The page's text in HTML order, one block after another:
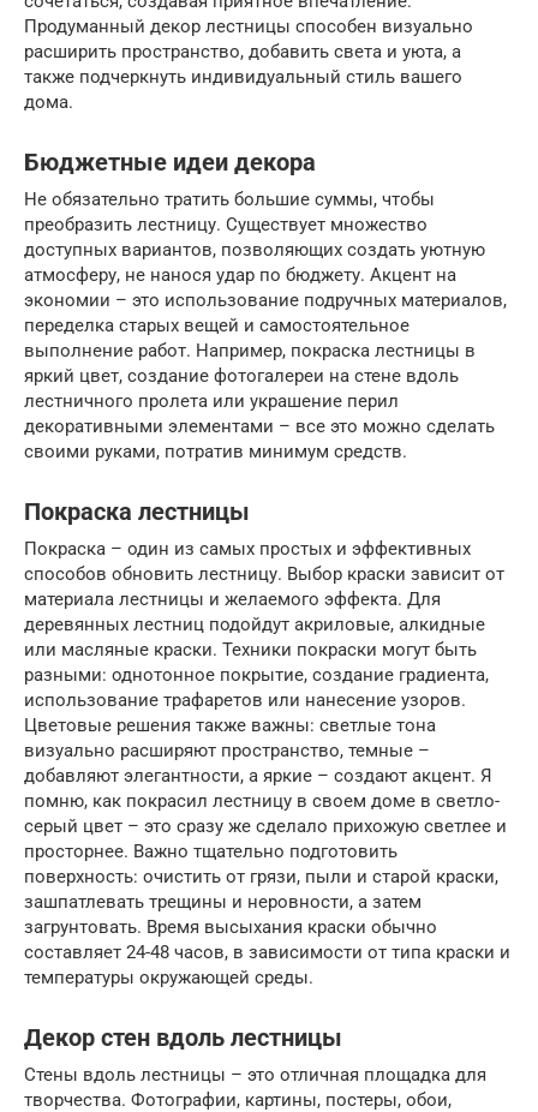
Продуманный декор лестницы способен визуально
расширить пространство, добавить света и уюта, а
также подчеркнуть индивидуальный стиль вашего
дома.
Бюджетные идеи декора
Не обязательно тратить большие суммы, чтобы
преобразить лестницу. Существует множество
доступных вариантов, позволяющих создать уютную
атмосферу, не нанося удар по бюджету. Акцент на
экономии – это использование подручных материалов,
переделка старых вещей и самостоятельное
выполнение работ. Например, покраска лестницы в
яркий цвет, создание фотогалереи на стене вдоль
лестничного пролета или украшение перил
декоративными элементами – все это можно сделать
своими руками, потратив минимум средств.
Покраска лестницы
Покраска – один из самых простых и эффективных
способов обновить лестницу. Выбор краски зависит от
материала лестницы и желаемого эффекта. Для
деревянных лестниц подойдут акриловые, алкидные
или масляные краски. Техники покраски могут быть
разными: однотонное покрытие, создание градиента,
использование трафаретов или нанесение узоров.
Цветовые решения также важны: светлые тона
визуально расширяют пространство, темные –
добавляют элегантности, а яркие – создают акцент. Я
помню, как покрасил лестницу в своем доме в светло-
серый цвет – это сразу же сделало прихожую светлее и
просторнее. Важно тщательно подготовить
поверхность: очистить от грязи, пыли и старой краски,
зашпатлевать трещины и неровности, а затем
загрунтовать. Время высыхания краски обычно
составляет 24-48 часов, в зависимости от типа краски и
температуры окружающей среды.
Декор стен вдоль лестницы
Стены вдоль лестницы – это отличная площадка для
творчества. Фотографии, картины, постеры, обои,